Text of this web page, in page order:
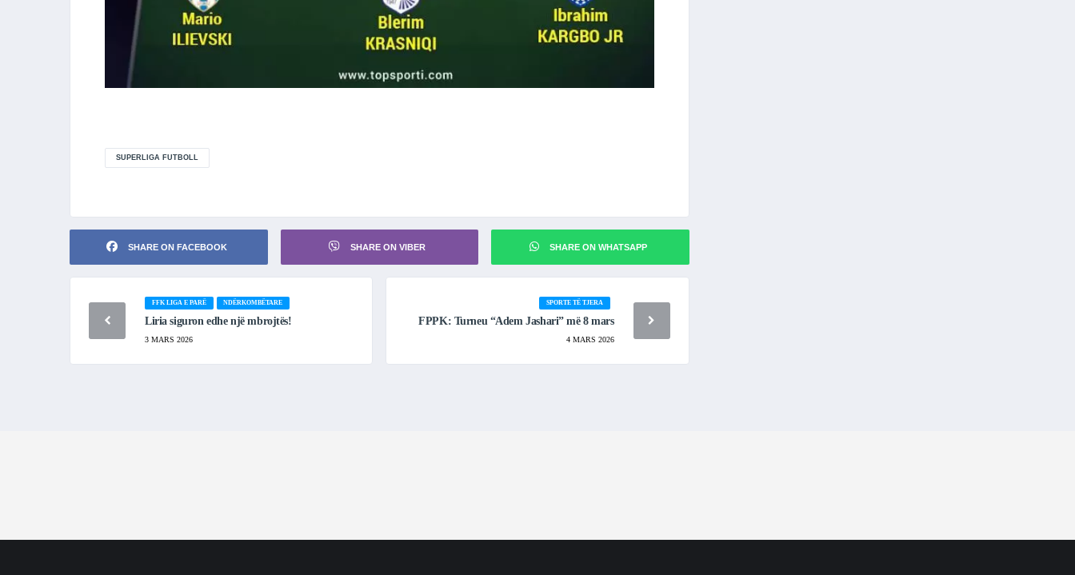
SUPERLIGA FUTBOLL
SHARE ON FACEBOOK SHARE ON VIBER SHARE ON WHATSAPP
FFK LIGA E PARË NDËRKOMBËTARE
Liria siguron edhe një mbrojtës!
3 MARS 2026
SPORTE TË TJERA
FPPK: Turneu “Adem Jashari” më 8 mars
4 MARS 2026